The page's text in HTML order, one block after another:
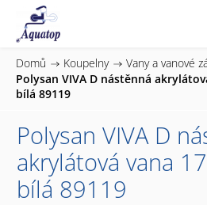
Domů / Koupelny / Vany a vanové
Polysan VIVA D nástěnná
bílá 89119
Polysan VIVA D
akrylátová vana
bílá 89119